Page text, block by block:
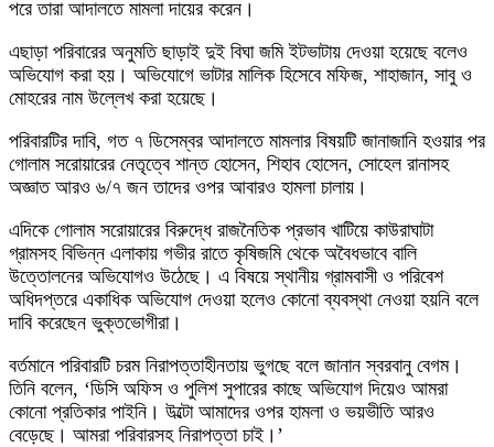
পরে তারা আদালতে মামলা দায়ের করেন।
এছাড়া পরিবারের অনুমতি ছাড়াই দুই বিঘা জমি ইটভাটায় দেওয়া হয়েছে বলেও
অভিযোগ করা হয়। অভিযোগে ভাটার মালিক হিসেবে মফিজ, শাহাজান, সাবু ও
মোহরের নাম উল্লেখ করা হয়েছে।
পরিবারটির দাবি, গত ৭ ডিসেম্বর আদালতে মামলার বিষয়টি জানাজানি হওয়ার পর
গোলাম সরোয়ারের নেতৃত্বে শান্ত হোসেন, শিহাব হোসেন, সোহেল রানাসহ
অজ্ঞাত আরও ৬/৭ জন তাদের ওপর আবারও হামলা চালায়।
এদিকে গোলাম সরোয়ারের বিরুদ্ধে রাজনৈতিক প্রভাব খাটিয়ে কাউরাঘাটা
গ্রামসহ বিভিন্ন এলাকায় গভীর রাতে কৃষিজমি থেকে অবৈধভাবে বালি
উত্তোলনের অভিযোগও উঠেছে। এ বিষয়ে স্থানীয় গ্রামবাসী ও পরিবেশ
অধিদপ্তরে একাধিক অভিযোগ দেওয়া হলেও কোনো ব্যবস্থা নেওয়া হয়নি বলে
দাবি করেছেন ভুক্তভোগীরা।
বর্তমানে পরিবারটি চরম নিরাপত্তাহীনতায় ভুগছে বলে জানান স্বরবানু বেগম।
তিনি বলেন, ‘ডিসি অফিস ও পুলিশ সুপারের কাছে অভিযোগ দিয়েও আমরা
কোনো প্রতিকার পাইনি। উল্টো আমাদের ওপর হামলা ও ভয়ভীতি আরও
বেড়েছে। আমরা পরিবারসহ নিরাপত্তা চাই।’